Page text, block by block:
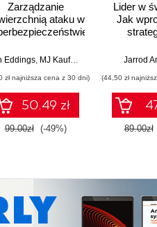
Zarządzanie
ataku w
zasobów
Eddings, MJ Kaufmann
zł najniższa cena z 30 dni)
50.49 zł
99.00zł (-49%)
Lider w
Jak
biznes i
sztucznej
Jarrod
(44,50 zł
89.00zł